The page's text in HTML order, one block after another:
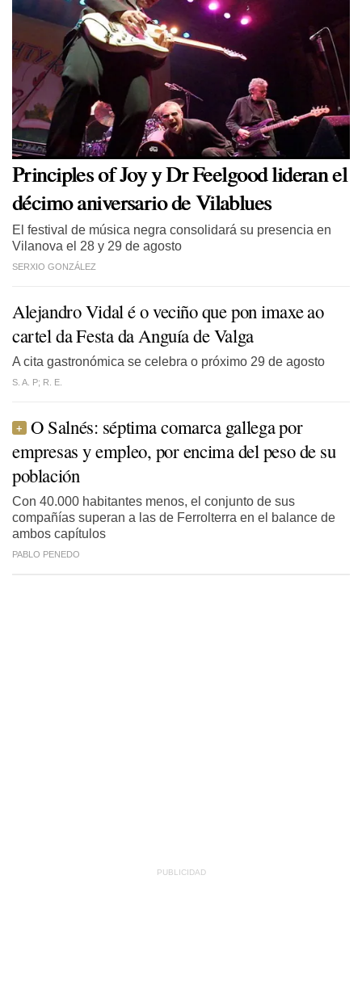
Principles of Joy y Dr Feelgood lideran el
décimo aniversario de Vilablues
El festival de música negra consolidará su presencia en
Vilanova el 28 y 29 de agosto
SERXIO GONZÁLEZ
Alejandro Vidalé o veciño que pon imaxe ao
cartel da Festa da Anguía de Valga
A cita gastronómica se celebra o próximo 29 de agosto
S. A. P; R. E.
O Salnés: séptima comarca gallega por
empresas y empleo, por encima del peso de su
población
Con 40.000 habitantes menos, el conjunto de sus
compañías superan a las de Ferrolterra en el balance de
ambos capítulos
PABLO PENEDO